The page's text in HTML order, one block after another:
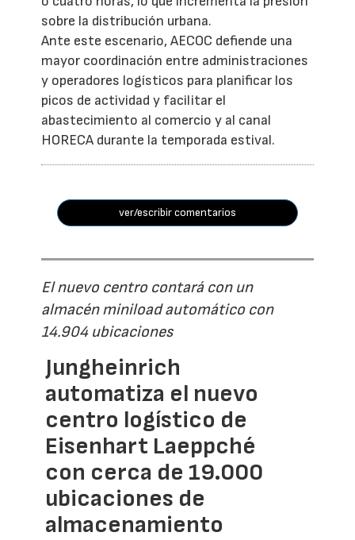
sobre la distribución urbana.
Ante este escenario, AECOC defiende una
mayor coordinación entre administraciones
y operadores logísticos para planificar los
picos de actividad y facilitar el
abastecimiento al comercio y al canal
HORECA durante la temporada estival.
ver/escribir comentarios
El nuevo centro contará con un
almacén miniload automático con
14.904 ubicaciones
Jungheinrich
automatiza el nuevo
centro logístico de
Eisenhart Laeppché
con cerca de 19.000
ubicaciones de
almacenamiento